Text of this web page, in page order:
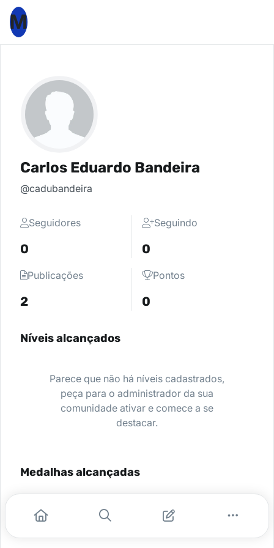
M
Carlos Eduardo Bandeira
@cadubandeira
Seguidores
0
Seguindo
0
Publicações
2
Pontos
0
Níveis alcançados
Parece que não há níveis cadastrados,
peça para o administrador da sua
comunidade ativar e comece a se
destacar.
Medalhas alcançadas
Nenhuma medalha encontrada